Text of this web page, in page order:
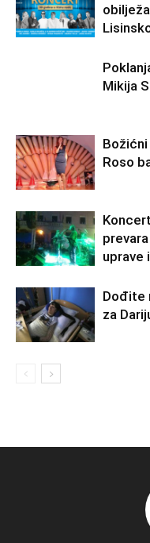
Mikija
Roso
uprave
Dođite
za